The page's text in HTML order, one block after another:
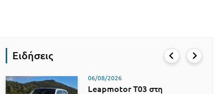
Ειδήσεις
06/08/2026
Leapmotor T03 στη